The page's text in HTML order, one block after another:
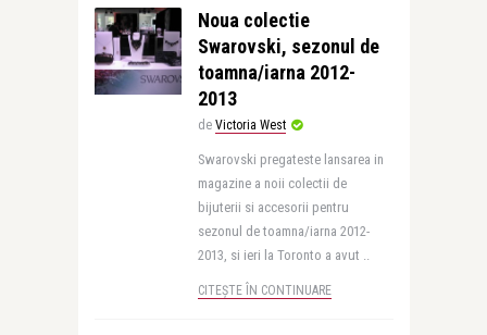
Noua colectie
Swarovski, sezonul de
toamna/iarna 2012-
2013
de Victoria West
Swarovski pregateste lansarea in
magazine a noii colectii de
bijuterii si accesorii pentru
sezonul de toamna/iarna 2012-
2013, si ieri la Toronto a avut ..
CITEȘTE ÎN CONTINUARE